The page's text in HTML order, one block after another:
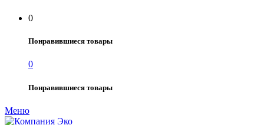
0
Понравившиеся товары
0
Понравившиеся товары
Меню